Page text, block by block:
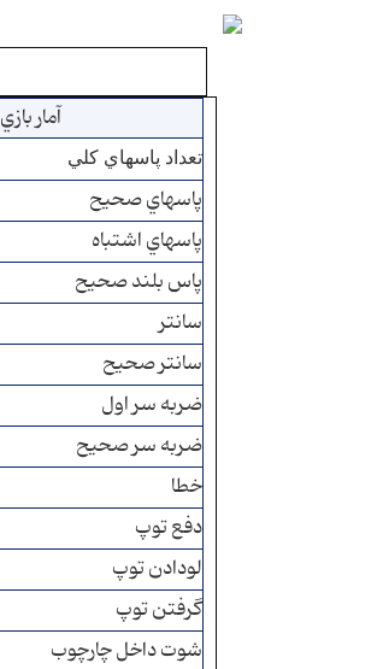
آمار بازي
تعداد پاسهاي كلي
پاسهاي صحيح
پاسهاي اشتباه
پاس بلند صحيح
سانتر
سانتر صحيح
ضربه سر اول
ضربه سر صحيح
خطا
دفع توپ
لودادن توپ
گرفتن توپ
شوت داخل چارچوب